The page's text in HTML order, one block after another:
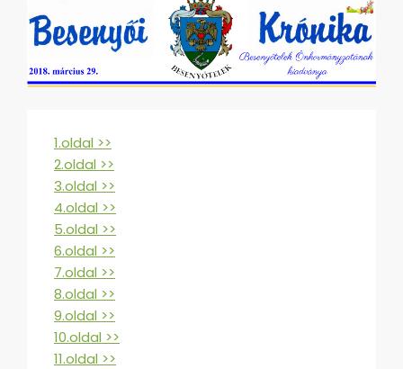
1.oldal >>
2.oldal >>
3.oldal >>
4.oldal >>
5.oldal >>
6.oldal >>
7.oldal >>
8.oldal >>
9.oldal >>
10.oldal >>
11.oldal >>